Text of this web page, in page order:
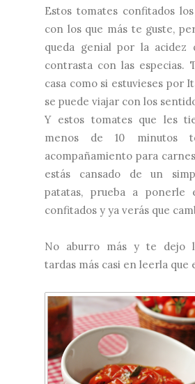
Estos tomates confitados
con los que más te guste,
queda genial por la acidez
contrasta con las especias.
casa como si estuvieses por
se puede viajar con los
Y estos tomates que les
menos de 10 minutos
acompañamiento para
estás cansado de un
patatas, prueba a ponerle
confitados y ya verás que
No aburro más y te dejo
tardas más casi en leerla que